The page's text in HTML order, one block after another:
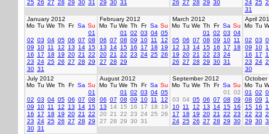
25 26 27 28 29 30 31
29 30 31
26 27 28 29 30
24 25
31
January 2012
Mo Tu We Th Fr Sa Su
01
02 03 04 05 06 07 08
09
10 11 12 13 14 15
16
17 18 19 20 21
22
23 24 25 26 27 28 29
30 31
February 2012
Mo Tu We Th Fr Sa Su
01
02 03 04 05
06 07 08 09 10 11
12
13
14 15 16 17 18
19
20 21 22 23 24 25 26
27 28 29
March 2012
Mo Tu We Th Fr Sa Su
01
02 03 04
05 06 07 08 09 10 11
12
13 14 15 16 17
18
19 20 21 22 23 24
26 27 28 29 30 31
April
Mo Tu
02 03
09
10
16
17
23 24
30
July 2012
Mo Tu We Th Fr Sa Su
01
02 03 04 05 06 07 08
09
10 11 12 13 14 15
16
17 18 19 20 21
22
23 24 25 26 27 28 29
30 31
August 2012
Mo Tu We Th Fr Sa Su
01
02 03 04 05
06 07 08 09 10 11
12
13
14 15 16 17 18
19
20 21 22 23 24 25 26
27 28 29 30 31
September 2012
Mo Tu We Th Fr Sa Su
01
02
03 04 05 06 07 08 09
10 11 12 13 14 15 16
17
18 19 20 21 22 23
24 25 26 27 28 29 30
October
Mo Tu
01
02
08 09
15 16
22 23
29 30